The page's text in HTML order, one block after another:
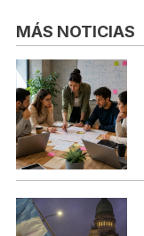
MÁS NOTICIAS